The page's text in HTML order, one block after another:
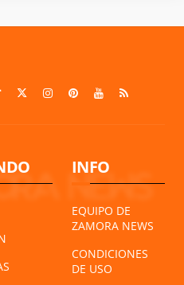
INFO
EQUIPO DE
ZAMORA NEWS
CONDICIONES
DE USO